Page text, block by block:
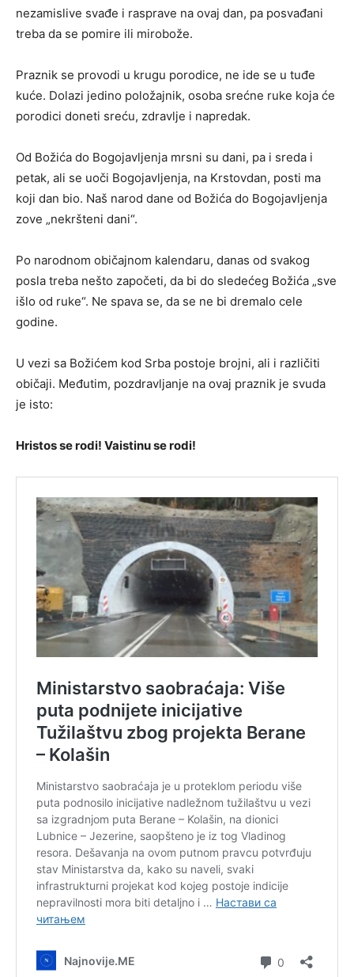
nezamislive svađe i rasprave na ovaj dan, pa posvađani
treba da se pomire ili mirobože.
Praznik se provodi u krugu porodice, ne ide se u tuđe
kuće. Dolazi jedino položajnik, osoba srećne ruke koja će
porodici doneti sreću, zdravlje i napredak.
Od Božića do Bogojavljenja mrsni su dani, pa i sreda i
petak, ali se uoči Bogojavljenja, na Krstovdan, posti ma
koji dan bio. Naš narod dane od Božića do Bogojavljenja
zove „nekršteni dani“.
Po narodnom običajnom kalendaru, danas od svakog
posla treba nešto započeti, da bi do sledećeg Božića „sve
išlo od ruke“. Ne spava se, da se ne bi dremalo cele
godine.
U vezi sa Božićem kod Srba postoje brojni, ali i različiti
običaji. Međutim, pozdravljanje na ovaj praznik je svuda
je isto:
Hristos se rodi! Vaistinu se rodi!